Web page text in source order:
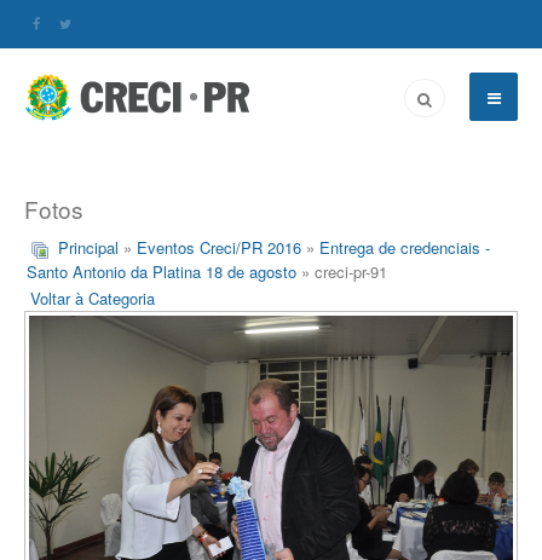
Fotos
Principal » Eventos Creci/PR 2016 » Entrega de credenciais -
Santo Antonio da Platina 18 de agosto » creci-pr-91
Voltar à Categoria